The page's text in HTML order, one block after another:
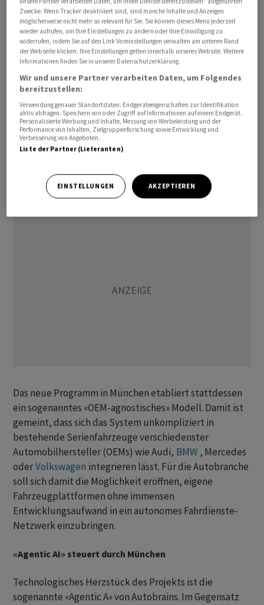
Autobahnabschnitten. Das Projekt basiert
technologisch auf der Rechenplattform des
ChipgigantenNvidia.
Abschied von teuren Spezialumbauten
Im Zentrum der strategischen Partnerschaft steht ein
grundlegender Paradigmenwechsel für die
kommerzielle autonome Mobilität: der Verzicht auf
massgeschneiderte Spezialfahrzeuge. Bisherige
Robotaxi-Dienste, wie etwa die
Fahrzeugflotten mit komplexen Sensorenaufbauten
auf dem Dach.
Das neue Programm in München etabliert stattdessen
ein sogenanntes «OEM-agnostisches» Modell. Damit ist
gemeint, dass sich das System unkompliziert in
bestehende Serienfahrzeuge verschiedenster
Automobilhersteller (OEMs) wie Audi, BMW , Mercedes
oderVolkswagen integrieren lässt. Für die Autobranche
soll sich damit die Möglichkeit eröffnen, eigene
Fahrzeugplattformen ohne immensen
Entwicklungsaufwand in ein autonomes Fahrdienste-
Netzwerk einzubringen.
«Agentic AI» steuert durch München
Technologisches Herzstück des Projekts ist die
sogenannte «Agentic A» von Autobrains. Im Gegensatz
Zwecke. Wenn Tracker deaktiviert sind, sind manche Inhalte und Anzeigen
möglicherweise nicht mehr so relevant für Sie. Sie können dieses Menü jederzeit
wieder aufrufen, um Ihre Einstellungen zu ändern oder Ihre Einwilligung zu
widerrufen, indem Sie auf den Link Voreinstellungen verwalten am unteren Rand
der Webseite klicken. Ihre Einstellungen gelten innerhalb unseres Website. Weitere
Informationen finden Sie in unserer Datenschutzerklärung.
Wir und unsere Partner verarbeiten Daten, um Folgendes
bereitzustellen:
Verwendung genauer Standortdaten. Endgeräteeigenschaften zur Identifikation
aktiv abfragen. Speichern von oder Zugriff auf Informationen auf einem Endgerät.
Personalisierte Werbung und Inhalte, Messung von Werbeleistung und der
Performance von Inhalten, Zielgruppenforschung sowie Entwicklung und
Verbesserung von Angeboten.
Liste der Partner (Lieferanten)
EINSTELLUNGEN AKZEPTIEREN